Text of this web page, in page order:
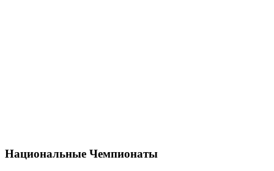
Национальные Чемпионаты